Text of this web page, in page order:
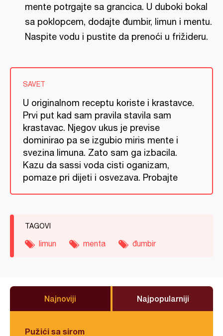
mente potrgajte sa grancica. U duboki bokal
sa poklopcem, dodajte đumbir, limun i mentu.
Naspite vodu i pustite da prenoći u frižideru.
SAVET
U originalnom receptu koriste i krastavce.
Prvi put kad sam pravila stavila sam
krastavac. Njegov ukus je previse
dominirao pa se izgubio miris mente i
svezina limuna. Zato sam ga izbacila.
Kazu da sassi voda cisti oganizam,
pomaze pri dijeti i osvezava. Probajte
TAGOVI
limun menta đumbir
Najnoviji Najpopularniji
Pužići sa sirom